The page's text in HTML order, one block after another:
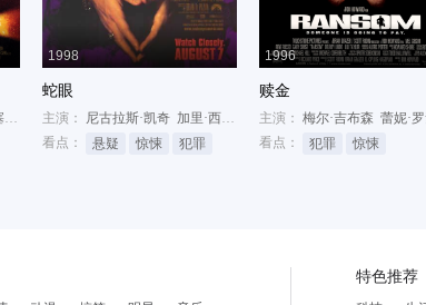
加里·西尼斯
1998
蛇眼
主演： 尼古拉斯·凯奇 加里·西尼斯
约翰·赫德
看点：
悬疑 惊悚 犯罪
1996
赎金
主演： 梅尔·吉布森 蕾妮·
看点：
犯罪 惊悚
特色推荐